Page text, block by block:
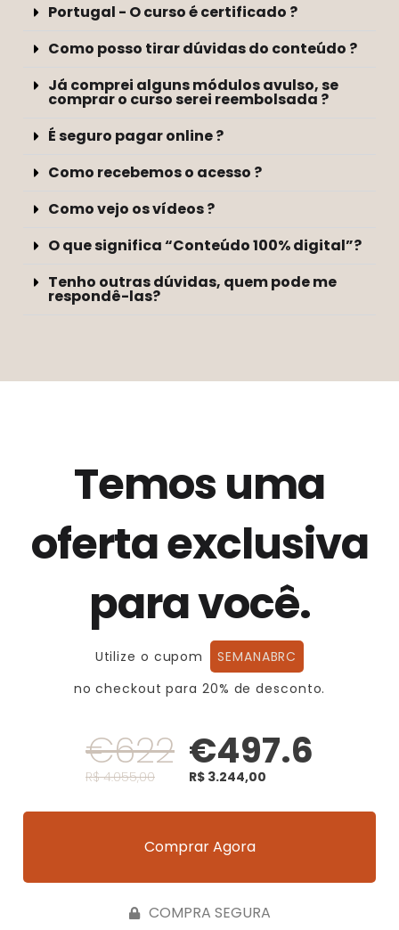
Portugal - O curso é certificado ?
Como posso tirar dúvidas do conteúdo ?
Já comprei alguns módulos avulso, se
comprar o curso serei reembolsada ?
É seguro pagar online ?
Como recebemos o acesso ?
Como vejo os vídeos ?
O que significa “Conteúdo 100% digital”?
Tenho outras dúvidas, quem pode me
respondê-las?
Temos uma
oferta exclusiva
para você.
Utilize o cupom
SEMANABRC
no checkout para 20% de desconto.
€622
R$ 4.055,00
€497.6
R$ 3.244,00
Comprar Agora
COMPRA SEGURA